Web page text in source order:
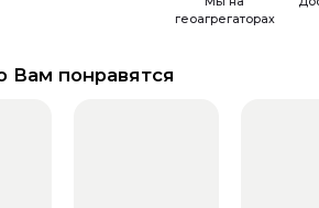
геоагрегаторах
Вам понравятся